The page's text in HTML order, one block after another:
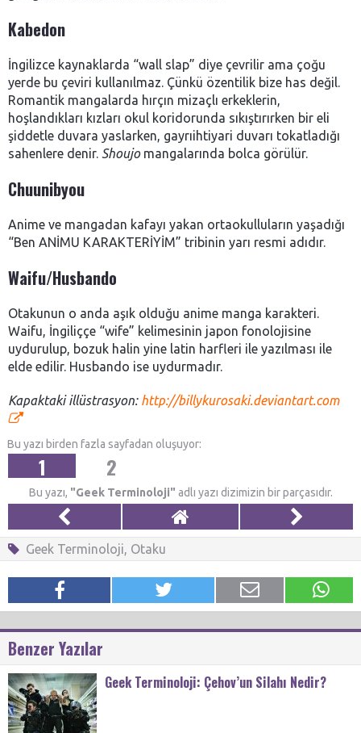
Kabedon
İngilizce kaynaklarda “wall slap” diye çevrilir ama çoğu
yerde bu çeviri kullanılmaz. Çünkü özentilik bize has değil.
Romantik mangalarda hırçın mizaçlı erkeklerin,
hoşlandıkları kızları okul koridorunda sıkıştırırken bir eli
şiddetle duvara yaslarken, gayrıihtiyari duvarı tokatladığı
sahenlere denir. Shoujomangalarında bolca görülür.
Chuunibyou
Anime ve mangadan kafayı yakan ortaokulluların yaşadığı
“Ben ANİMU KARAKTERİYİM” tribinin yarı resmi adıdır.
Waifu/Husbando
Otakunun o anda aşık olduğu anime manga karakteri.
Waifu, İngiliççe “wife” kelimesinin japon fonolojisine
uydurulup, bozuk halin yine latin harfleri ile yazılması ile
elde edilir. Husbando ise uydurmadır.
Kapaktaki illüstrasyon: http://billykurosaki.deviantart.com
Bu yazı birden fazla sayfadan oluşuyor:
1 2
Bu yazı, "Geek Terminoloji" adlı yazı dizimizin bir parçasıdır.
Geek Terminoloji, Otaku
Benzer Yazılar
Geek Terminoloji: Çehov’un Silahı Nedir?